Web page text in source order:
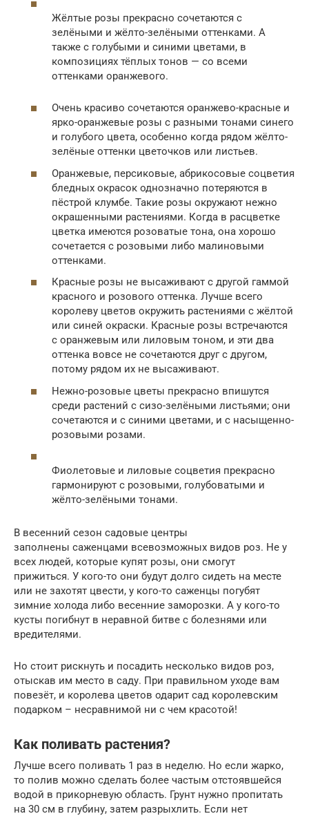
Жёлтые розы прекрасно сочетаются с
зелёными и жёлто-зелёными оттенками. А
также с голубыми и синими цветами, в
композициях тёплых тонов — со всеми
оттенками оранжевого.
Очень красиво сочетаются оранжево-красные и
ярко-оранжевые розы с разными тонами синего
и голубого цвета, особенно когда рядом жёлто-
зелёные оттенки цветочков или листьев.
Оранжевые, персиковые, абрикосовые соцветия
бледных окрасок однозначно потеряются в
пёстрой клумбе. Такие розы окружают нежно
окрашенными растениями. Когда в расцветке
цветка имеются розоватые тона, она хорошо
сочетается с розовыми либо малиновыми
оттенками.
Красные розы не высаживают с другой гаммой
красного и розового оттенка. Лучше всего
королеву цветов окружить растениями с жёлтой
или синей окраски. Красные розы встречаются
с оранжевым или лиловым тоном, и эти два
оттенка вовсе не сочетаются друг с другом,
потому рядом их не высаживают.
Нежно-розовые цветы прекрасно впишутся
среди растений с сизо-зелёными листьями; они
сочетаются и с синими цветами, и с насыщенно-
розовыми розами.
Фиолетовые и лиловые соцветия прекрасно
гармонируют с розовыми, голубоватыми и
жёлто-зелёными тонами.
В весенний сезон садовые центры
заполнены саженцами всевозможных видов роз. Не у
всех людей, которые купят розы, они смогут
прижиться. У кого-то они будут долго сидеть на месте
или не захотят цвести, у кого-то саженцы погубят
зимние холода либо весенние заморозки. А у кого-то
кусты погибнут в неравной битве с болезнями или
вредителями.
Но стоит рискнуть и посадить несколько видов роз,
отыскав им место в саду. При правильном уходе вам
повезёт, и королева цветов одарит сад королевским
подарком – несравнимой ни с чем красотой!
Как поливать растения?
Лучше всего поливать 1 раз в неделю. Но если жарко,
то полив можно сделать более частым отстоявшейся
водой в прикорневую область. Грунт нужно пропитать
на 30 см в глубину, затем разрыхлить. Если нет